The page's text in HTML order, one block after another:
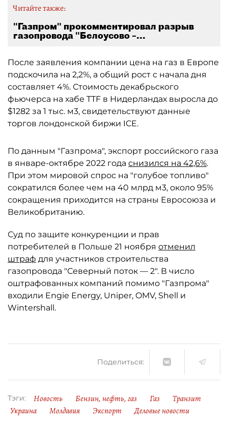
Читайте также:
"Газпром" прокомментировал разрыв
газопровода "Белоусово –...
После заявления компании цена на газ в Европе
подскочила на 2,2%, а общий рост с начала дня
составляет 4%. Стоимость декабрьского
фьючерса на хабе TTF в Нидерландах выросла до
$1282 за 1 тыс. м3, свидетельствуют данные
торгов лондонской биржи ICE.
По данным "Газпрома", экспорт российского газа
в январе-октябре 2022 года снизился на 42,6%.
При этом мировой спрос на "голубое топливо"
сократился более чем на 40 млрд м3, около 95%
сокращения приходится на страны Евросоюза и
Великобританию.
Суд по защите конкуренции и прав
потребителей в Польше 21 ноября отменил
штраф для участников строительства
газопровода "Северный поток — 2". В число
оштрафованных компаний помимо "Газпрома"
входили Engie Energy, Uniper, OMV, Shell и
Wintershall.
Поделиться:
Тэги: Новость Бензин, нефть, газ Газ
Транзит
Украина
Молдавия Экспорт Деловые новости